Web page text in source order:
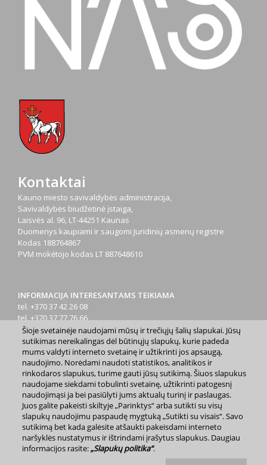
Kontaktai
Kauno miesto savivaldybės administracija,
Savivaldybės biudžetinė įstaiga,
Laisvės al. 96, LT-44251 Kaunas
Duomenys kaupiami ir saugomi Juridinių asmenų registre
Kodas 188764867
PVM mokėtojo kodas LT 887648610
INFORMACIJA INTERESANTAMS TEIKIAMA
tel. +370 37 42 26 08
tel. +370 37 77 76 66
tel. +370 660 07000
el. p.info@kaunas.lt
2023 m. Kauno miesto savivaldybė. Kopijuoti ir platinti
www.kaunas.lt skelbiamą informaciją be autorių sutikimo draudžiama.
Svetainės žemėlapis »
Šioje svetainėje naudojami mūsų ir trečiųjų šalių slapukai. Jūsų
sutikimas nereikalingas dėl būtinųjų slapukų, kurie padeda
mums valdyti interneto svetainę ir užtikrinti jos apsaugą,
naudojimo. Norėdami naudoti statistikos, analitikos ir
rinkodaros slapukus, turime gauti jūsų sutikimą. Šiuos slapukus
naudojame siekdami tobulinti svetainę, užtikrinti patogesnį
naudojimąsi ja bei pasiūlyti jums aktualų turinį ir paslaugas.
Juos galite pakeisti skiltyje „Parinktys“ arba sutikti su visų
slapukų naudojimu paspaudę mygtuką „Sutikti su visais“. Savo
sutikimą bet kada galėsite atšaukti pakeisdami interneto
naršyklės nustatymus ir ištrindami įrašytus slapukus. Daugiau
informacijos rasite:„Slapukų politika“.